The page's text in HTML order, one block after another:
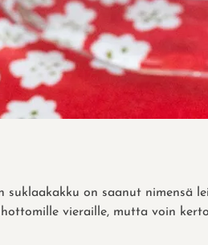
suklaakakku on saanut nimensä
vieraille, mutta voin